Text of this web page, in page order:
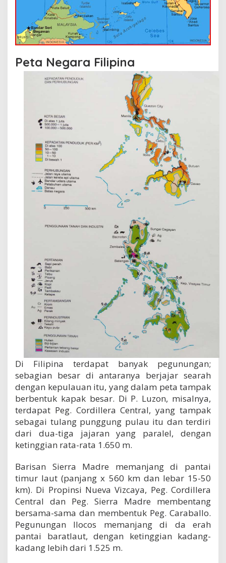
Peta Negara Filipina
Di Filipina terdapat banyak pegunungan;
sebagian besar di antaranya berjajar searah
dengan kepulauan itu, yang dalam peta tampak
berbentuk kapak besar. Di P. Luzon, misalnya,
terdapat Peg. Cordillera Central, yang tampak
sebagai tulang punggung pulau itu dan terdiri
dari dua-tiga jajaran yang paralel, dengan
ketinggian rata-rata 1.650 m.
Barisan Sierra Madre memanjang di pantai
timur laut (panjang x 560 km dan lebar 15-50
km). Di Propinsi Nueva Vizcaya, Peg. Cordillera
Central dan Peg. Sierra Madre membentang
bersama-sama dan membentuk Peg. Caraballo.
Pegunungan Ilocos memanjang di da erah
pantai baratlaut, dengan ketinggian kadang-
kadang lebih dari 1.525 m.